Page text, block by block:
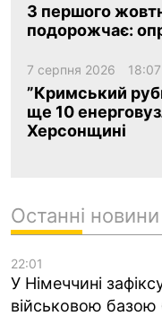
З першого
подорожчає:
7 серпня 2026 18:07
”Кримський
ще 10
Херсонщині
Останні новини
22:01
У Німеччині
військовою базою